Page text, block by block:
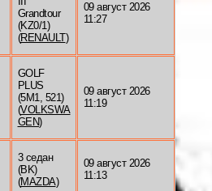
Grandtour
(KZ0/1)
(RENAULT)
09 август 2026
11:27
GOLF
PLUS
(5M1, 521)
(VOLKSWA
GEN)
09 август 2026
11:19
3 седан
(BK)
(MAZDA)
09 август 2026
11:13